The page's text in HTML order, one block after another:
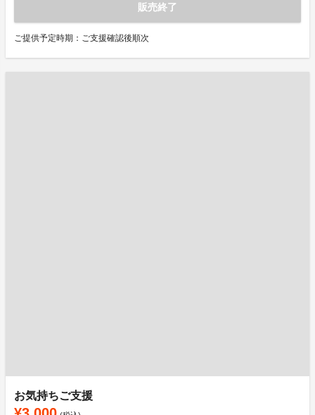
販売終了
ご提供予定時期：ご支援確認後順次
お気持ちご支援